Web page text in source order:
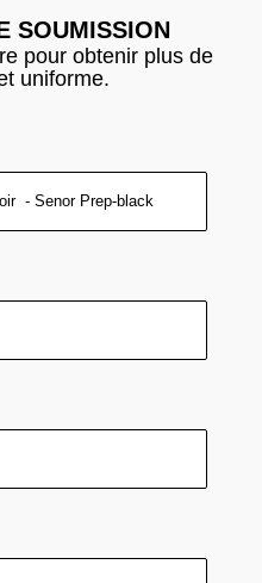
SOUMISSION
pour obtenir plus de
uniforme.